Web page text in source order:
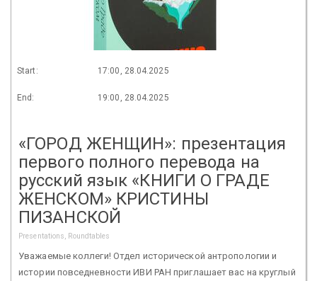
Start: 17:00, 28.04.2025
End: 19:00, 28.04.2025
«ГОРОД ЖЕНЩИН»: презентация
первого полного перевода на
русский язык «КНИГИ О ГРАДЕ
ЖЕНСКОМ» КРИСТИНЫ
ПИЗАНСКОЙ
Presentations, Roundtables
Уважаемые коллеги! Отдел исторической антропологии и
истории повседневности ИВИ РАН приглашает вас на круглый